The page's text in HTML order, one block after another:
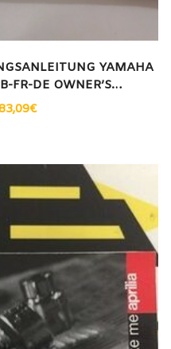
YAMAHA
FR-DE OWNER’S…
€